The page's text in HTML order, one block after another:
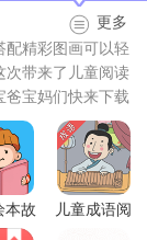
更多
配精彩图画可以轻
次带来了儿童阅读
爸宝妈们快来下载
本故
版
儿童成语阅